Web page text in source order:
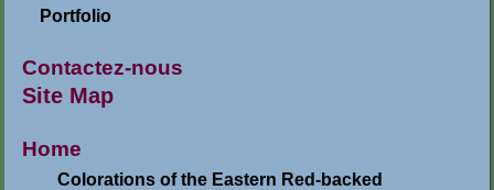
Portfolio
Contactez-nous
Site Map
Home
Colorations of the Eastern Red-backed